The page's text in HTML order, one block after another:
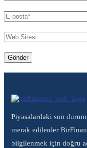
Piyasalardaki son
merak edilenler
bilgilenmek için doğru